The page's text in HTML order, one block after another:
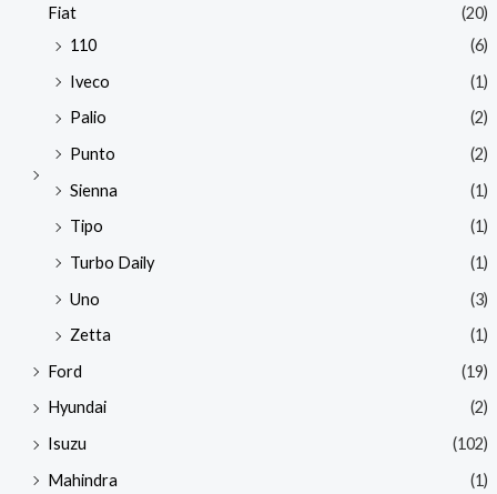
Fiat
(20)
110
(6)
Iveco
(1)
Palio
(2)
Punto
(2)
Sienna
(1)
Tipo
(1)
Turbo Daily
(1)
Uno
(3)
Zetta
(1)
Ford
(19)
Hyundai
(2)
Isuzu
(102)
Mahindra
(1)